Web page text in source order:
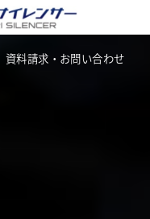
資料請求・お問い合わせ